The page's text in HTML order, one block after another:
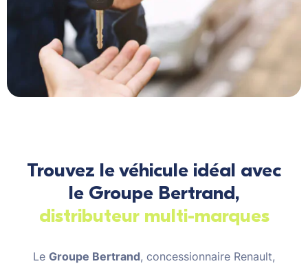
Trouvez le véhicule idéal avec
le Groupe Bertrand,
distributeur multi-marques
Le Groupe Bertrand, concessionnaire Renault,